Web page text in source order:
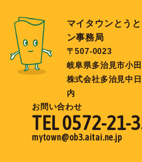
マイタウンとう
ン事務局
〒507-0023
岐阜県多治見市小
株式会社多治見中
内
お問い合わせ
TEL 0572-21-
mytown@ob3.aitai.ne.jp